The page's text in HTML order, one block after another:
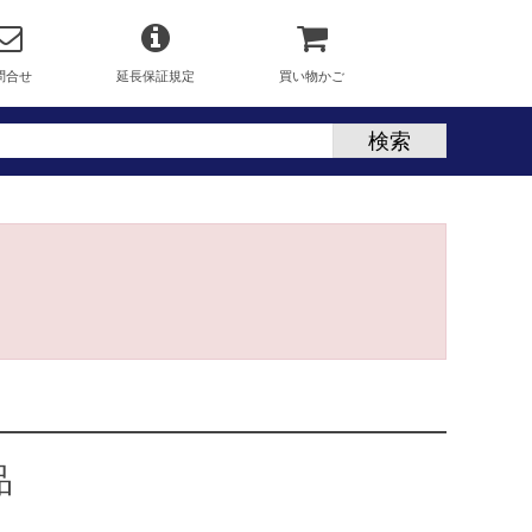
合せ 延長保証規定 買い物かご